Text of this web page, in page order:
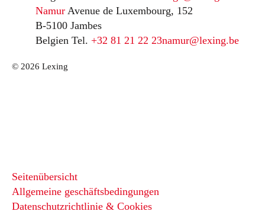
Namur Avenue de Luxembourg, 152
B-5100 Jambes
Belgien Tel. +32 81 21 22 23namur@lexing.be
© 2026 Lexing
Seitenübersicht
Allgemeine geschäftsbedingungen
Datenschutzrichtlinie & Cookies